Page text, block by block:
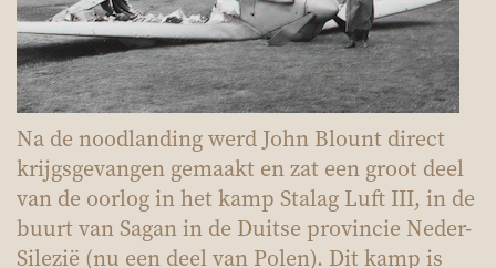
Na de noodlanding werd John Blount direct
krijgsgevangen gemaakt en zat een groot deel
van de oorlog in het kamp Stalag Luft III, in de
buurt van Sagan in de Duitse provincie Neder-
Silezië (nu een deel van Polen). Dit kamp is